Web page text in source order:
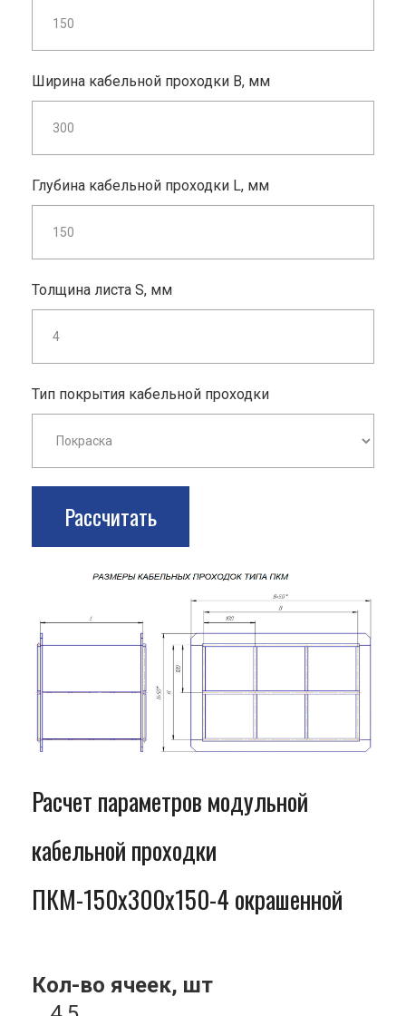
Ширина кабельной проходки B, мм
Глубина кабельной проходки L, мм
Толщина листа S, мм
Тип покрытия кабельной проходки
Рассчитать
Расчет параметров модульной
кабельной проходки
ПКМ-150x300x150-4 окрашенной
Кол-во ячеек, шт